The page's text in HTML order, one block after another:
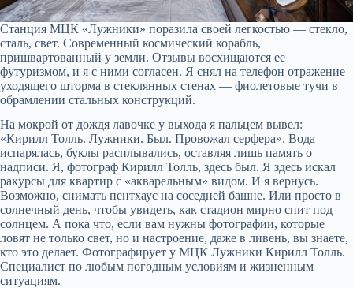
Станция МЦК «Лужники» поразила своей легкостью — стекло,
сталь, свет. Современный космический корабль,
пришвартованный у земли. Отзывы восхищаются ее
футуризмом, и я с ними согласен. Я снял на телефон отражение
уходящего шторма в стеклянных стенах — фиолетовые тучи в
обрамлении стальных конструкций.
На мокрой от дождя лавочке у выхода я пальцем вывел:
«Кирилл Толль. Лужники. Был. Провожал серфера». Вода
испарялась, буклы расплывались, оставляя лишь память о
надписи. Я, фотограф Кирилл Толль, здесь был. Я здесь искал
ракурсы для квартир с «акварельным» видом. И я вернусь.
Возможно, снимать пентхаус на соседней башне. Или просто в
солнечный день, чтобы увидеть, как стадион мирно спит под
солнцем. А пока что, если вам нужны фотографии, которые
ловят не только свет, но и настроение, даже в ливень, вы знаете,
кто это делает. Фотографирует у МЦК Лужники Кирилл Толль.
Специалист по любым погодным условиям и жизненным
ситуациям.